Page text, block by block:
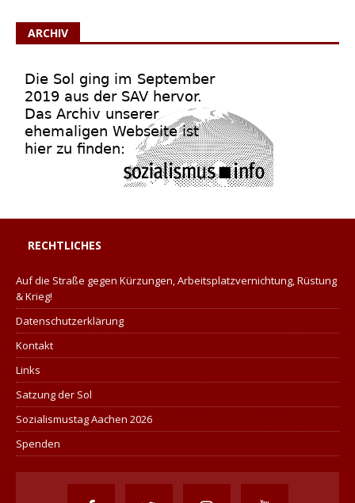
ARCHIV
RECHTLICHES
Auf die Straße gegen Kürzungen, Arbeitsplatzvernichtung, Rüstung
& Krieg!
Datenschutzerklärung
Kontakt
Links
Satzung der Sol
Sozialismustag Aachen 2026
Spenden